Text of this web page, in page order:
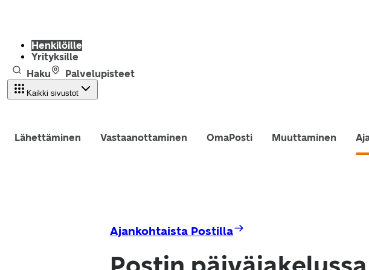
Henkilöille
Yrityksille
Haku
Palvelupisteet
Kaikki sivustot
Lähettäminen Vastaanottaminen OmaPosti Muuttaminen
Ajankohtaista Postilla